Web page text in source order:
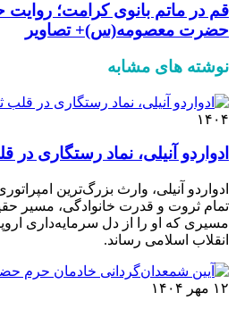
قم در ماتم بانوی کرامت؛
حضرت معصومه(س)+ تصاویر
نوشته های مشابه
۱۴۰۴
ادواردو آنیلی، نماد رستگاری
ادواردو آنیلی، وارث بزرگ‌ترین
تمام ثروت و قدرت خانوادگی، مسیر
مسیری که او را از دل سرمایه‌داری
انقلاب اسلامی رساند.
۱۲ مهر ۱۴۰۴